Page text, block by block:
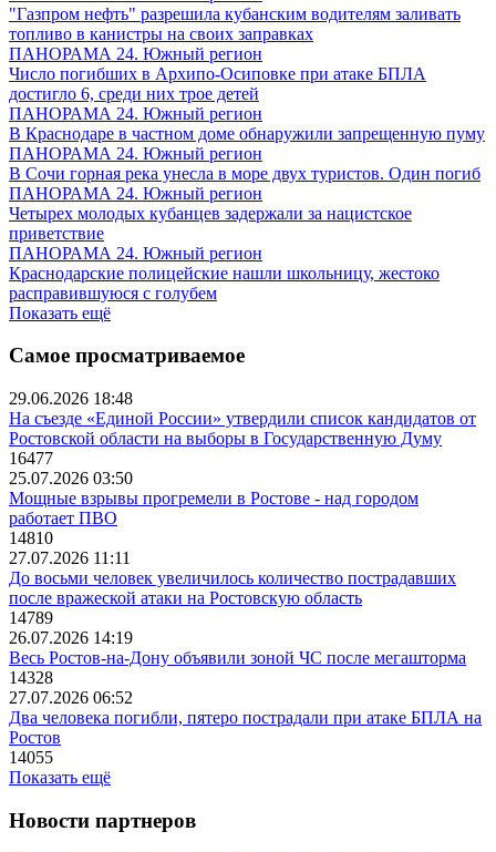
"Газпром нефть" разрешила кубанским водителям заливать
топливо в канистры на своих заправках
ПАНОРАМА 24. Южный регион
Число погибших в Архипо-Осиповке при атаке БПЛА
достигло 6, среди них трое детей
ПАНОРАМА 24. Южный регион
В Краснодаре в частном доме обнаружили запрещенную пуму
ПАНОРАМА 24. Южный регион
В Сочи горная река унесла в море двух туристов. Один погиб
ПАНОРАМА 24. Южный регион
Четырех молодых кубанцев задержали за нацистское
приветствие
ПАНОРАМА 24. Южный регион
Краснодарские полицейские нашли школьницу, жестоко
расправившуюся с голубем
Показать ещё
Самое просматриваемое
29.06.2026 18:48
На съезде «Единой России» утвердили список кандидатов от
Ростовской области на выборы в Государственную Думу
16477
25.07.2026 03:50
Мощные взрывы прогремели в Ростове - над городом
работает ПВО
14810
27.07.2026 11:11
До восьми человек увеличилось количество пострадавших
после вражеской атаки на Ростовскую область
14789
26.07.2026 14:19
Весь Ростов-на-Дону объявили зоной ЧС после мегашторма
14328
27.07.2026 06:52
Два человека погибли, пятеро пострадали при атаке БПЛА на
Ростов
14055
Показать ещё
Новости партнеров